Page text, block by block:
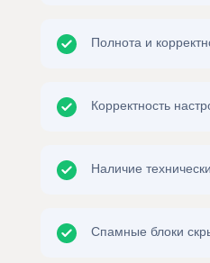
Полнота и
Корректность
Наличие
Спамные блоки